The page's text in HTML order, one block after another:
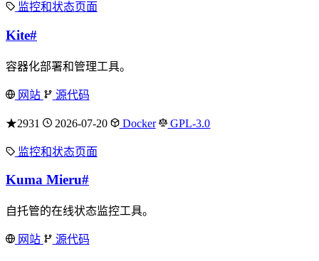
监控和状态页面
Kite#
容器化部署和管理工具。
网站 源代码
★2931 2026-07-20 Docker GPL-3.0
监控和状态页面
Kuma Mieru#
自托管的在线状态监控工具。
网站 源代码